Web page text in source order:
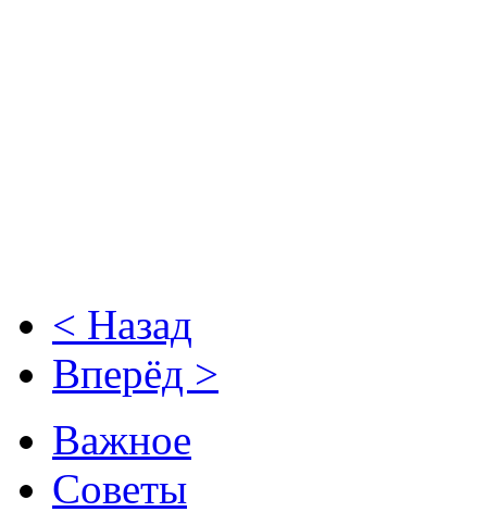
< Назад
Вперёд >
Важное
Советы